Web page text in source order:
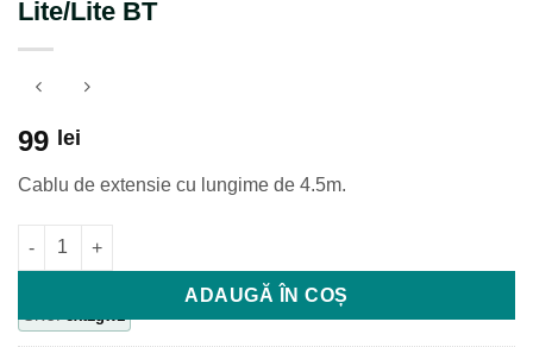
Lite/Lite BT
99 lei
Cablu de extensie cu lungime de 4.5m.
Cantitate Cablu extensie pentru Dension Gateway Lite/Lite BT
ADAUGĂ ÎN COȘ